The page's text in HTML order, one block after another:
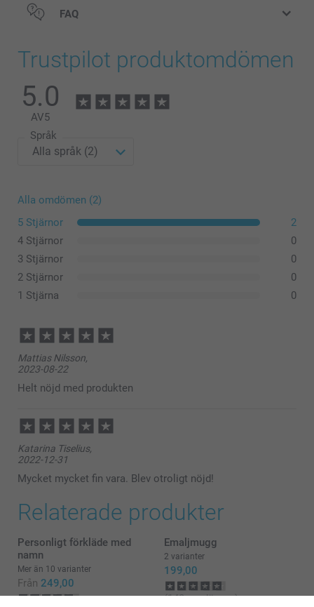
Tål ej diskmaskin.
FAQ
Trustpilot produktomdömen
5.0
AV5
Språk
Alla omdömen (2)
5 Stjärnor
2
4 Stjärnor
0
3 Stjärnor
0
2 Stjärnor
0
1 Stjärna
0
Mattias Nilsson,
2023-08-22
Helt nöjd med produkten
Katarina Tiselius,
2022-12-31
Mycket mycket fin vara. Blev otroligt nöjd!
Relaterade produkter
Personligt förkläde med
namn
Mer än 10 varianter
Från 249,00
Emaljmugg
2 varianter
199,00
(148 omdömen)